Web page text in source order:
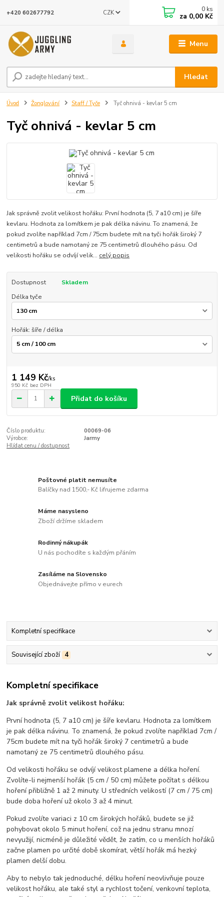
Menu
CZK
Hledat
+420 602677792 0 ks
za 0,00 Kč
Úvod Žonglování Staff / Tyče Tyč ohnivá - kevlar 5 cm
Tyč ohnivá - kevlar 5 cm
Jak správně zvolit velikost hořáku: První hodnota (5, 7 a10 cm) je šíře
kevlaru. Hodnota za lomítkem je pak délka návinu. To znamená, že
pokud zvolíte například 7cm / 75cm budete mít na tyči hořák široký 7
centimetrů a bude namotaný ze 75 centimetrů dlouhého pásu. Od
velikosti hořáku se odvíjí velik... celý popis
Dostupnost
Skladem
Délka tyče
Hořák: šíře / délka
1 149 Kč/ks
950 Kč bez DPH
Přidat do košíku
Číslo produktu:
00069-06
Výrobce:
Jarmy
Hlídat cenu / dostupnost
Poštovné platit nemusíte
Balíčky nad 1500,- Kč lifrujeme zdarma
Máme nasysleno
Zboží držíme skladem
Rodinný nákupák
U nás pochodíte s každým přáním
Zasíláme na Slovensko
Objednávejte přímo v eurech
Kompletní specifikace
Související zboží 4
Kompletní specifikace
Jak správně zvolit velikost hořáku:
První hodnota (5, 7 a10 cm) je šíře kevlaru. Hodnota za lomítkem
je pak délka návinu. To znamená, že pokud zvolíte například 7cm /
75cm budete mít na tyči hořák široký 7 centimetrů a bude
namotaný ze 75 centimetrů dlouhého pásu.
Od velikosti hořáku se odvíjí velikost plamene a délka hoření.
Zvolíte-li nejmenší hořák (5 cm / 50 cm) můžete počítat s délkou
hoření přibližně 1 až 2 minuty. U středních velikostí (7 cm / 75 cm)
bude doba hoření už okolo 3 až 4 minut.
Pokud zvolíte variaci z 10 cm širokých hořáků, budete se již
pohybovat okolo 5 minut hoření, což na jednu stranu mnozí
nevyužijí, nicméně je důležité vědět, že zatím, co u menších hořáků
začne plamen po určité době skomírat, větší hořák má hezký
plamen delší dobu.
Aby to nebylo tak jednoduché, délku hoření neovlivňuje pouze
velikost hořáku, ale také styl a rychlost točení, venkovní teplota,